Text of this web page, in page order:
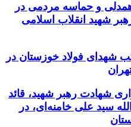
و حماسه مردمی در
شهید انقلاب اسلامی
شهدای فولاد خوزستان در
شهادت رهبر شهید، قائد
سید علی خامنه‌ای، در